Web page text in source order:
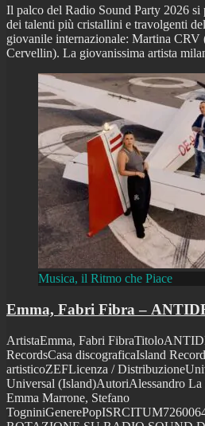
Il palco del Radio Sound Party 2026 si
dei talenti più cristallini e travolgenti
giovanile internazionale: Martina CRV
Cervellin). La giovanissima artista
Musica, il Ritmo che Piace
Emma, Fabri Fibra –
ArtistaEmma, Fabri
RecordsCasa discograficaIsland
artisticoZEFLicenza /
Universal (Island)AutoriAlessandro
Emma Marrone, Stefano